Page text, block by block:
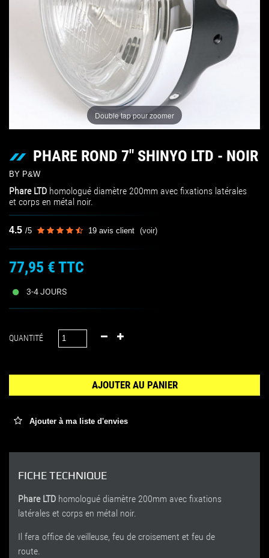
Double tap pour zoomer
PHARE ROND 7" SHINYO LTD - NOIR
BY P&W
Phare LTD homologué diamètre 200mm avec fixations latérales
et corps en métal noir.
4.5 /5 19 avis client (voir)
77,95 € TTC
3-4 JOURS
QUANTITÉ
AJOUTER AU PANIER
Ajouter à ma liste d'envies
FICHE TECHNIQUE
Phare LTD homologué diamètre 200mm avec fixations
latérales et corps en métal noir.
Il fera office de veilleuse, feu de croisement et feu de
route.